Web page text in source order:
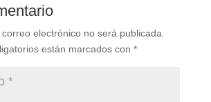
electrónico no será publicada.
están marcados con *